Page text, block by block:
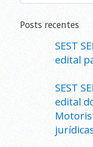
Posts recentes
SEST
edital
SEST
edital